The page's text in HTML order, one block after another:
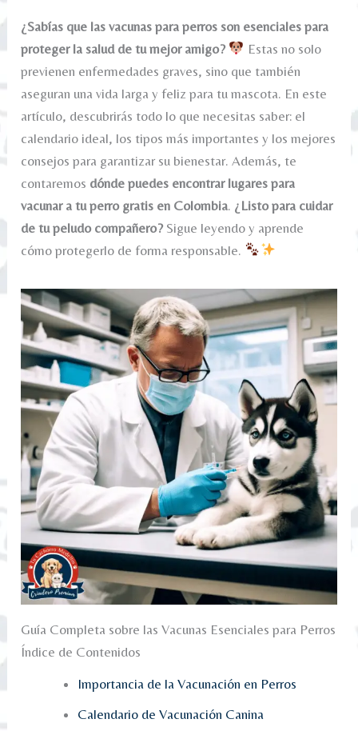
¿Sabías que las vacunas para perros son esenciales para
proteger la salud de tu mejor amigo?
Estas no solo
previenen enfermedades graves, sino que también
aseguran una vida larga y feliz para tu mascota. En este
artículo, descubrirás todo lo que necesitas saber: el
calendario ideal, los tipos más importantes y los mejores
consejos para garantizar su bienestar. Además, te
contaremos dónde puedes encontrar lugares para
vacunar a tu perro gratis en Colombia. ¿Listo para cuidar
de tu peludo compañero?Sigue leyendo y aprende
cómo protegerlo de forma responsable.
Guía Completa sobre las Vacunas Esenciales para Perros
Índice de Contenidos
Importancia de la Vacunación en Perros
Calendario de Vacunación Canina